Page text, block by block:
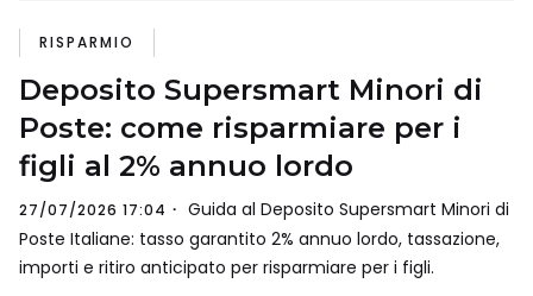
RISPARMIO
Deposito Supersmart Minori di
Poste: come risparmiare per i
figli al 2% annuo lordo
27/07/2026 17:04
Guida al Deposito Supersmart Minori di
Poste Italiane: tasso garantito 2% annuo lordo, tassazione,
importi e ritiro anticipato per risparmiare per i figli.